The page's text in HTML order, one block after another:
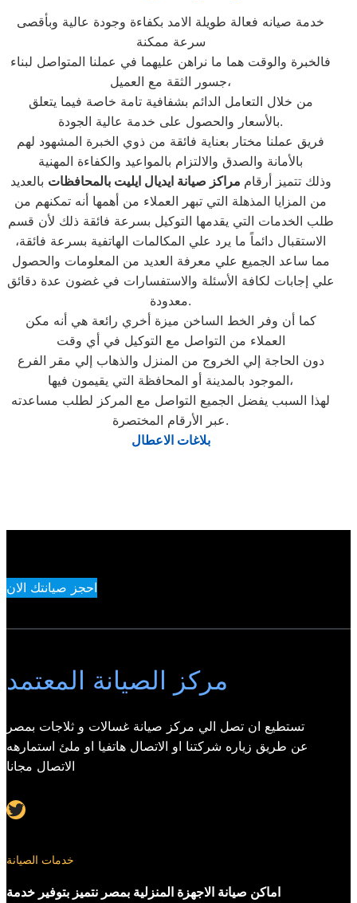
خدمة صيانه فعالة طويلة الامد بكفاءة وجودة عالية وبأقصى
سرعة ممكنة
فالخبرة والوقت هما ما نراهن عليهما في عملنا المتواصل لبناء
جسور الثقة مع العميل،
من خلال التعامل الدائم بشفافية تامة خاصة فيما يتعلق
بالأسعار والحصول على خدمة عالية الجودة.
فريق عملنا مختار بعناية فائقة من ذوي الخبرة المشهود لهم
بالأمانة والصدق والالتزام بالمواعيد والكفاءة المهنية
وذلك تتميز أرقام مراكز صيانة ايديال ايليت بالمحافظات بالعديد
من المزايا المذهلة التي تبهر العملاء من أهمها أنه تمكنهم من
طلب الخدمات التي يقدمها التوكيل بسرعة فائقة ذلك لأن قسم
الاستقبال دائماً ما يرد علي المكالمات الهاتفية بسرعة فائقة،
مما ساعد الجميع علي معرفة العديد من المعلومات والحصول
علي إجابات لكافة الأسئلة والاستفسارات في غضون عدة دقائق
معدودة.
كما أن وفر الخط الساخن ميزة أخري رائعة هي أنه مكن
العملاء من التواصل مع التوكيل في أي وقت
دون الحاجة إلي الخروج من المنزل والذهاب إلي مقر الفرع
الموجود بالمدينة أو المحافظة التي يقيمون فيها،
لهذا السبب يفضل الجميع التواصل مع المركز لطلب مساعدته
عبر الأرقام المختصرة.
بلاغات الاعطال
احجز صيانتك الان
مركز الصيانة المعتمد
تستطيع ان تصل الي مركز صيانة غسالات و ثلاجات بمصر
عن طريق زياره شركتنا او الاتصال هاتفيا او ملئ استمارهه
الاتصال مجانا
Twitter
خدمات الصيانة
اماكن صيانة الاجهزة المنزلية بمصر نتميز بتوفير خدمة